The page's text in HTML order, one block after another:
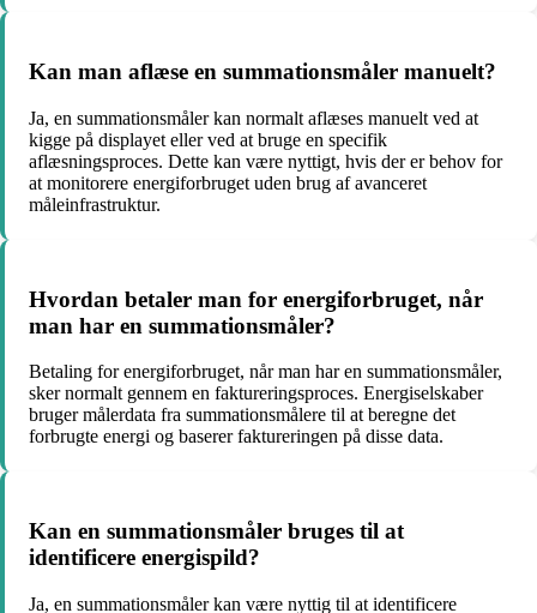
Kan man aflæse en summationsmåler manuelt?
Ja, en summationsmåler kan normalt aflæses manuelt ved at
kigge på displayet eller ved at bruge en specifik
aflæsningsproces. Dette kan være nyttigt, hvis der er behov for
at monitorere energiforbruget uden brug af avanceret
måleinfrastruktur.
Hvordan betaler man for energiforbruget, når
man har en summationsmåler?
Betaling for energiforbruget, når man har en summationsmåler,
sker normalt gennem en faktureringsproces. Energiselskaber
bruger målerdata fra summationsmålere til at beregne det
forbrugte energi og baserer faktureringen på disse data.
Kan en summationsmåler bruges til at
identificere energispild?
Ja, en summationsmåler kan være nyttig til at identificere